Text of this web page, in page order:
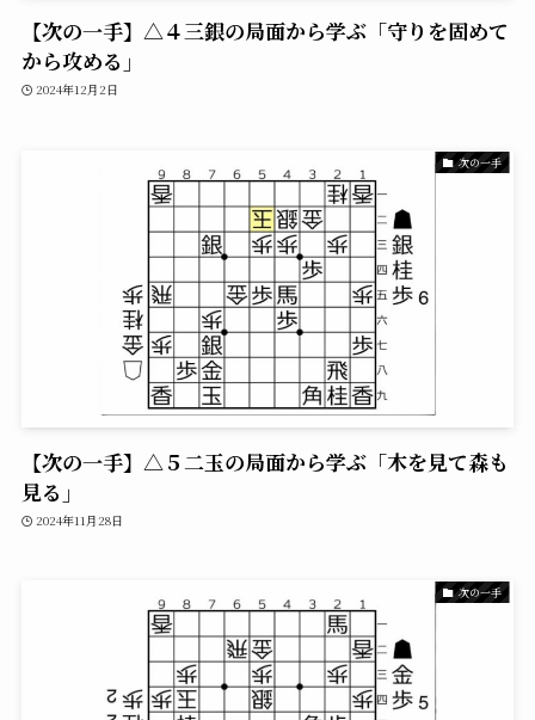
【次の一手】△４三銀の局面から学ぶ「守りを固めて
から攻める」
2024年12月2日
次の一手
【次の一手】△５二玉の局面から学ぶ「木を見て森も
見る」
2024年11月28日
次の一手